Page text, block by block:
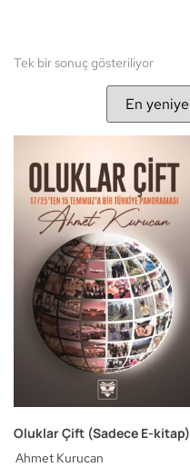
Tek bir sonuç gösteriliyor
Oluklar Çift (Sadece E-kitap)
Ahmet Kurucan